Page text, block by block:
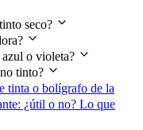
seco?
o violeta?
tinto?
tinta o bolígrafo de la
¿útil o no? Lo que